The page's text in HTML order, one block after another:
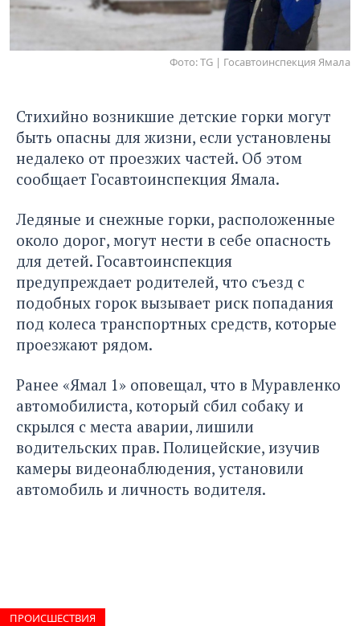
Фото: TG | Госавтоинспекция Ямала
Стихийно возникшие детские горки могут
быть опасны для жизни, если установлены
недалеко от проезжих частей. Об этом
сообщает Госавтоинспекция Ямала.
Ледяные и снежные горки, расположенные
около дорог, могут нести в себе опасность
для детей. Госавтоинспекция
предупреждает родителей, что съезд с
подобных горок вызывает риск попадания
под колеса транспортных средств, которые
проезжают рядом.
Ранее «Ямал 1» оповещал, что в Муравленко
автомобилиста, который сбил собаку и
скрылся с места аварии, лишили
водительских прав. Полицейские, изучив
камеры видеонаблюдения, установили
автомобиль и личность водителя.
ПРОИCШЕСТВИЯ